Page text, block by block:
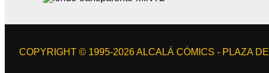
COPYRIGHT © 1995-2026 ALCALÁ CÓMICS - PLAZA